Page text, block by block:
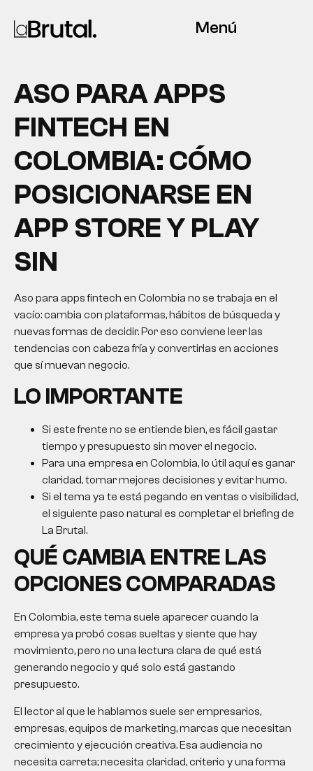
Menú
ASO PARA APPS
FINTECH EN
COLOMBIA: CÓMO
POSICIONARSE EN
APP STORE Y PLAY
SIN
Aso para apps fintech en Colombia no se trabaja en el
vacío: cambia con plataformas, hábitos de búsqueda y
nuevas formas de decidir. Por eso conviene leer las
tendencias con cabeza fría y convertirlas en acciones
que sí muevan negocio.
LO IMPORTANTE
Si este frente no se entiende bien, es fácil gastar
tiempo y presupuesto sin mover el negocio.
Para una empresa en Colombia, lo útil aquí es ganar
claridad, tomar mejores decisiones y evitar humo.
Si el tema ya te está pegando en ventas o visibilidad,
el siguiente paso natural es completar el briefing de
La Brutal.
QUÉ CAMBIA ENTRE LAS
OPCIONES COMPARADAS
En Colombia, este tema suele aparecer cuando la
empresa ya probó cosas sueltas y siente que hay
movimiento, pero no una lectura clara de qué está
generando negocio y qué solo está gastando
presupuesto.
El lector al que le hablamos suele ser empresarios,
empresas, equipos de marketing, marcas que necesitan
crecimiento y ejecución creativa. Esa audiencia no
necesita carreta; necesita claridad, criterio y una forma